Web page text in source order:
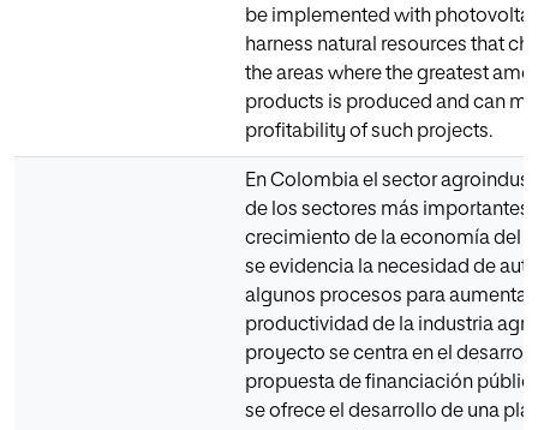
be implemented with
harness natural resources that
the areas where the greatest
products is produced and can
profitability of such projects.
En Colombia el sector
de los sectores más importantes
crecimiento de la economía del
se evidencia la necesidad de
algunos procesos para aumentar
productividad de la industria
proyecto se centra en el
propuesta de financiación
se ofrece el desarrollo de una